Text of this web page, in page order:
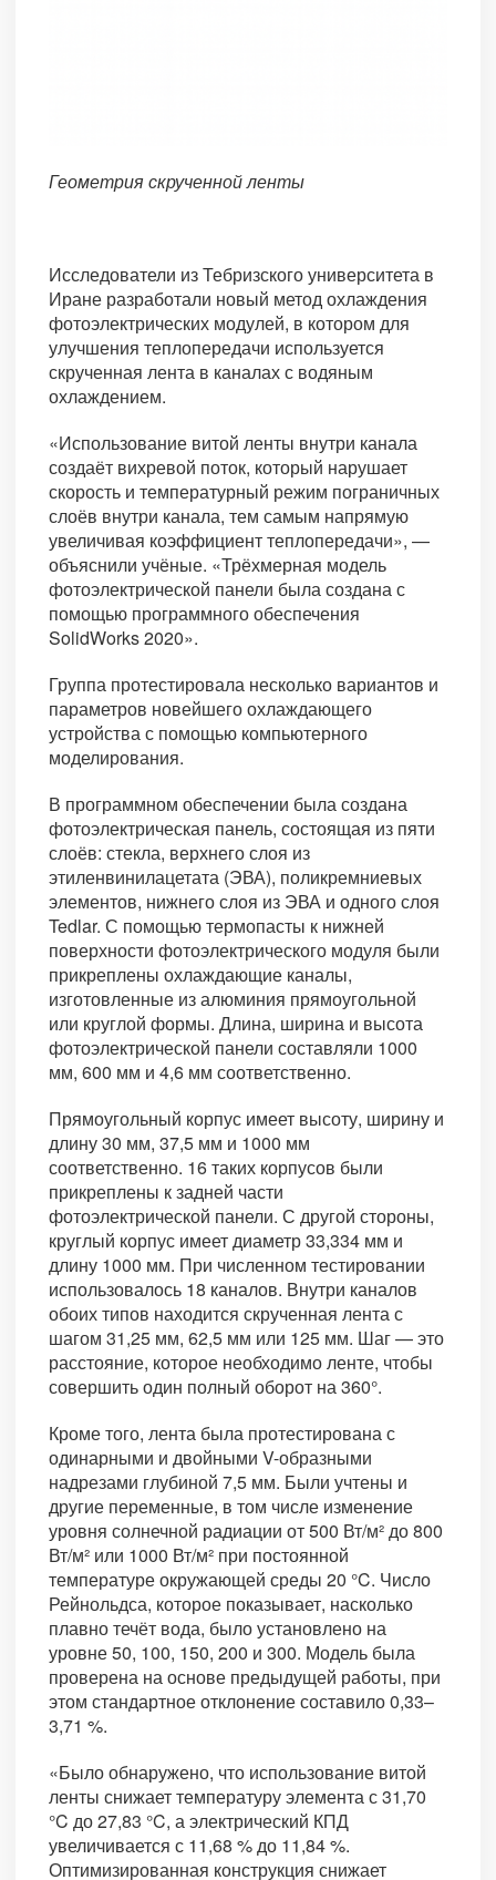
Геометрия скрученной ленты
Исследователи из Тебризского университета в
Иране разработали новый метод охлаждения
фотоэлектрических модулей, в котором для
улучшения теплопередачи используется
скрученная лента в каналах с водяным
охлаждением.
«Использование витой ленты внутри канала
создаёт вихревой поток, который нарушает
скорость и температурный режим пограничных
слоёв внутри канала, тем самым напрямую
увеличивая коэффициент теплопередачи», —
объяснили учёные. «Трёхмерная модель
фотоэлектрической панели была создана с
помощью программного обеспечения
SolidWorks 2020».
Группа протестировала несколько вариантов и
параметров новейшего охлаждающего
устройства с помощью компьютерного
моделирования.
В программном обеспечении была создана
фотоэлектрическая панель, состоящая из пяти
слоёв: стекла, верхнего слоя из
этиленвинилацетата (ЭВА), поликремниевых
элементов, нижнего слоя из ЭВА и одного слоя
Tedlar. С помощью термопасты к нижней
поверхности фотоэлектрического модуля были
прикреплены охлаждающие каналы,
изготовленные из алюминия прямоугольной
или круглой формы. Длина, ширина и высота
фотоэлектрической панели составляли 1000
мм, 600 мм и 4,6 мм соответственно.
Прямоугольный корпус имеет высоту, ширину и
длину 30 мм, 37,5 мм и 1000 мм
соответственно. 16 таких корпусов были
прикреплены к задней части
фотоэлектрической панели. С другой стороны,
круглый корпус имеет диаметр 33,334 мм и
длину 1000 мм. При численном тестировании
использовалось 18 каналов. Внутри каналов
обоих типов находится скрученная лента с
шагом 31,25 мм, 62,5 мм или 125 мм. Шаг — это
расстояние, которое необходимо ленте, чтобы
совершить один полный оборот на 360°.
Кроме того, лента была протестирована с
одинарными и двойными V-образными
надрезами глубиной 7,5 мм. Были учтены и
другие переменные, в том числе изменение
уровня солнечной радиации от 500 Вт/м² до 800
Вт/м² или 1000 Вт/м² при постоянной
температуре окружающей среды 20 °C. Число
Рейнольдса, которое показывает, насколько
плавно течёт вода, было установлено на
уровне 50, 100, 150, 200 и 300. Модель была
проверена на основе предыдущей работы, при
этом стандартное отклонение составило 0,33–
3,71 %.
«Было обнаружено, что использование витой
ленты снижает температуру элемента с 31,70
°C до 27,83 °C, а электрический КПД
увеличивается с 11,68 % до 11,84 %.
Оптимизированная конструкция снижает